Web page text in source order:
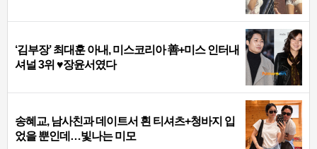
‘김부장’ 최대훈 아내, 미스코리아 善+미스 인터내
셔널 3위 ♥장윤서였다
송혜교, 남사친과 데이트서 흰 티셔츠+청바지 입
었을 뿐인데…빛나는 미모